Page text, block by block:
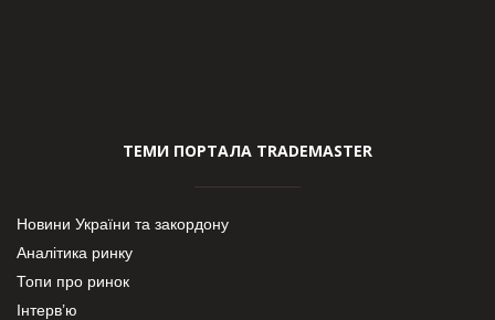
ТЕМИ ПОРТАЛА TRADEMASTER
Новини України та закордону
Аналітика ринку
Топи про ринок
Інтерв’ю